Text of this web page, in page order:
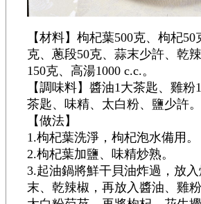
【材料】枸杞葉500克、枸杞
克、蔥段50克、蒜末少許、乾
150克、高湯1000 c.c.。
【調味料】醬油1大茶匙、雞粉
茶匙、味精、太白粉、鹽少許。
【做法】
1.枸杞葉洗淨，枸杞泡水備用。
2.枸杞葉加鹽、味精炒熟。
3.起油鍋將鮮干貝油炸過，放
末、乾辣椒，再放入醬油、雞粉